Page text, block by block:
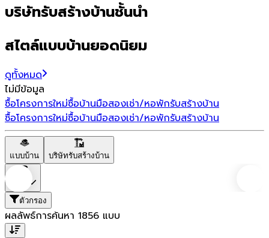
บริษัทรับสร้างบ้านชั้นนำ
สไตล์แบบบ้านยอดนิยม
ดูทั้งหมด
ไม่มีข้อมูล
ซื้อโครงการใหม่ซื้อบ้านมือสองเช่า/หอพักรับสร้างบ้าน
ซื้อโครงการใหม่ซื้อบ้านมือสองเช่า/หอพักรับสร้างบ้าน
แบบบ้าน บริษัทรับสร้างบ้าน
ตัวกรอง
ผลลัพธ์การค้นหา 1856 แบบ